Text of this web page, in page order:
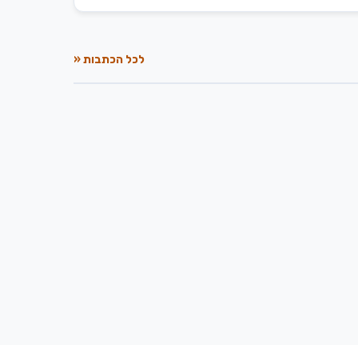
לכל הכתבות «